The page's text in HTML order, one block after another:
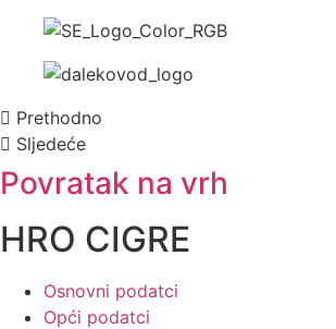
Prethodno
Sljedeće
Povratak na vrh
HRO CIGRE
Osnovni podatci
Opći podatci